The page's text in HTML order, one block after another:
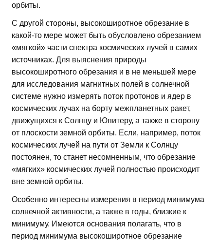
орбиты.
С другой стороны, высокоширотное обрезание в
какой-то мере может быть обусловлено обрезанием
«мягкой» части спектра космических лучей в самих
источниках. Для выяснения природы
высокоширотного обрезания и в не меньшей мере
для исследования магнитных полей в солнечной
системе нужно измерять поток протонов и ядер в
космических лучах на борту межпланетных ракет,
движущихся к Солнцу и Юпитеру, а также в сторону
от плоскости земной орбиты. Если, например, поток
космических лучей на пути от Земли к Солнцу
постоянен, то станет несомненным, что обрезание
«мягких» космических лучей полностью происходит
вне земной орбиты.
Особенно интересны измерения в период минимума
солнечной активности, а также в годы, близкие к
минимуму. Имеются основания полагать, что в
период минимума высокоширотное обрезание